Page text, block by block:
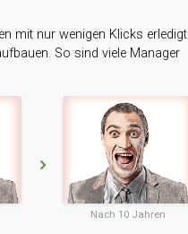
mit nur wenigen Klicks erledigt
So sind viele Manager
Nach 10 Jahren